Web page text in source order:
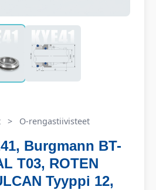
> O-rengastiivisteet
Burgmann BT-
T03, ROTEN
Tyyppi 12,